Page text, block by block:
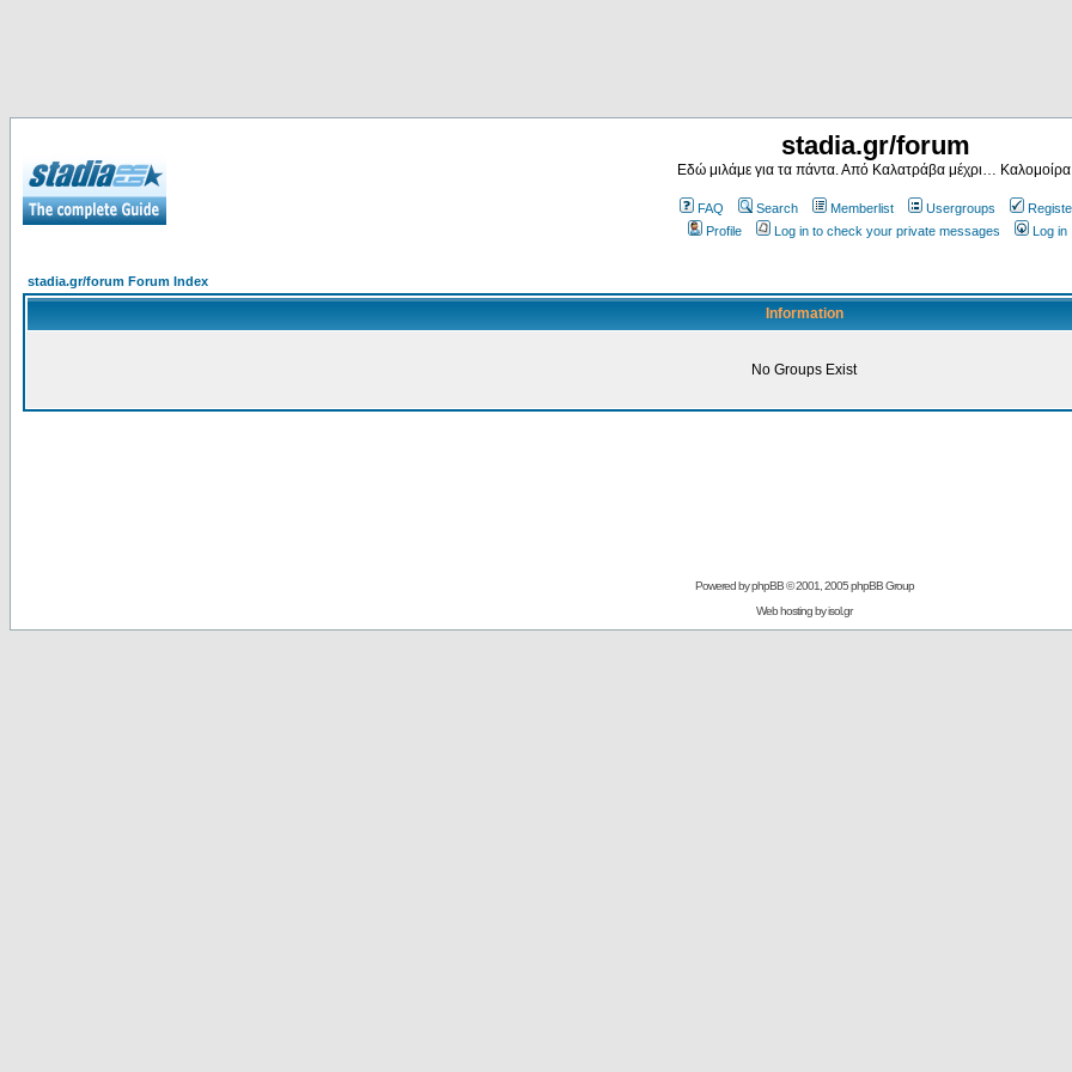
stadia.gr/forum
Εδώ μιλάμε για τα πάντα. Από Καλατράβα μέχρι…
FAQ Search Memberlist Usergroups
Profile
Log in to check your private messages Log in
stadia.gr/forum Forum Index
Information
No Groups Exist
Powered byphpBB© 2001, 2005 phpBB Group
Web hosting byisol.gr